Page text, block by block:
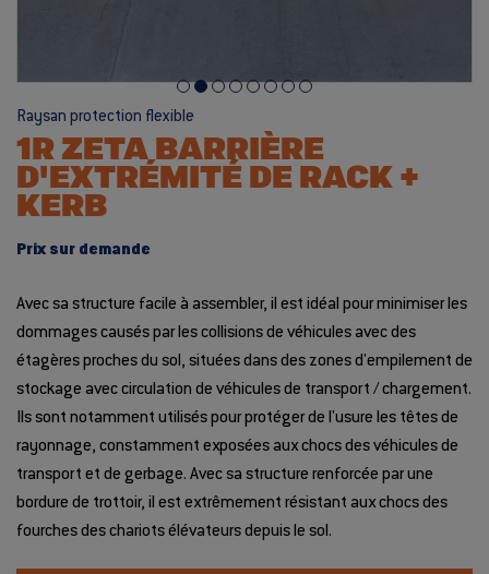
Raysan protection flexible
1R ZETA BARRIÈRE
D'EXTRÉMITÉ DE RACK +
KERB
Prix sur demande
Avec sa structure facile à assembler, il est idéal pour minimiser les
dommages causés par les collisions de véhicules avec des
étagères proches du sol, situées dans des zones d'empilement de
stockage avec circulation de véhicules de transport / chargement.
Ils sont notamment utilisés pour protéger de l'usure les têtes de
rayonnage, constamment exposées aux chocs des véhicules de
transport et de gerbage. Avec sa structure renforcée par une
bordure de trottoir, il est extrêmement résistant aux chocs des
fourches des chariots élévateurs depuis le sol.